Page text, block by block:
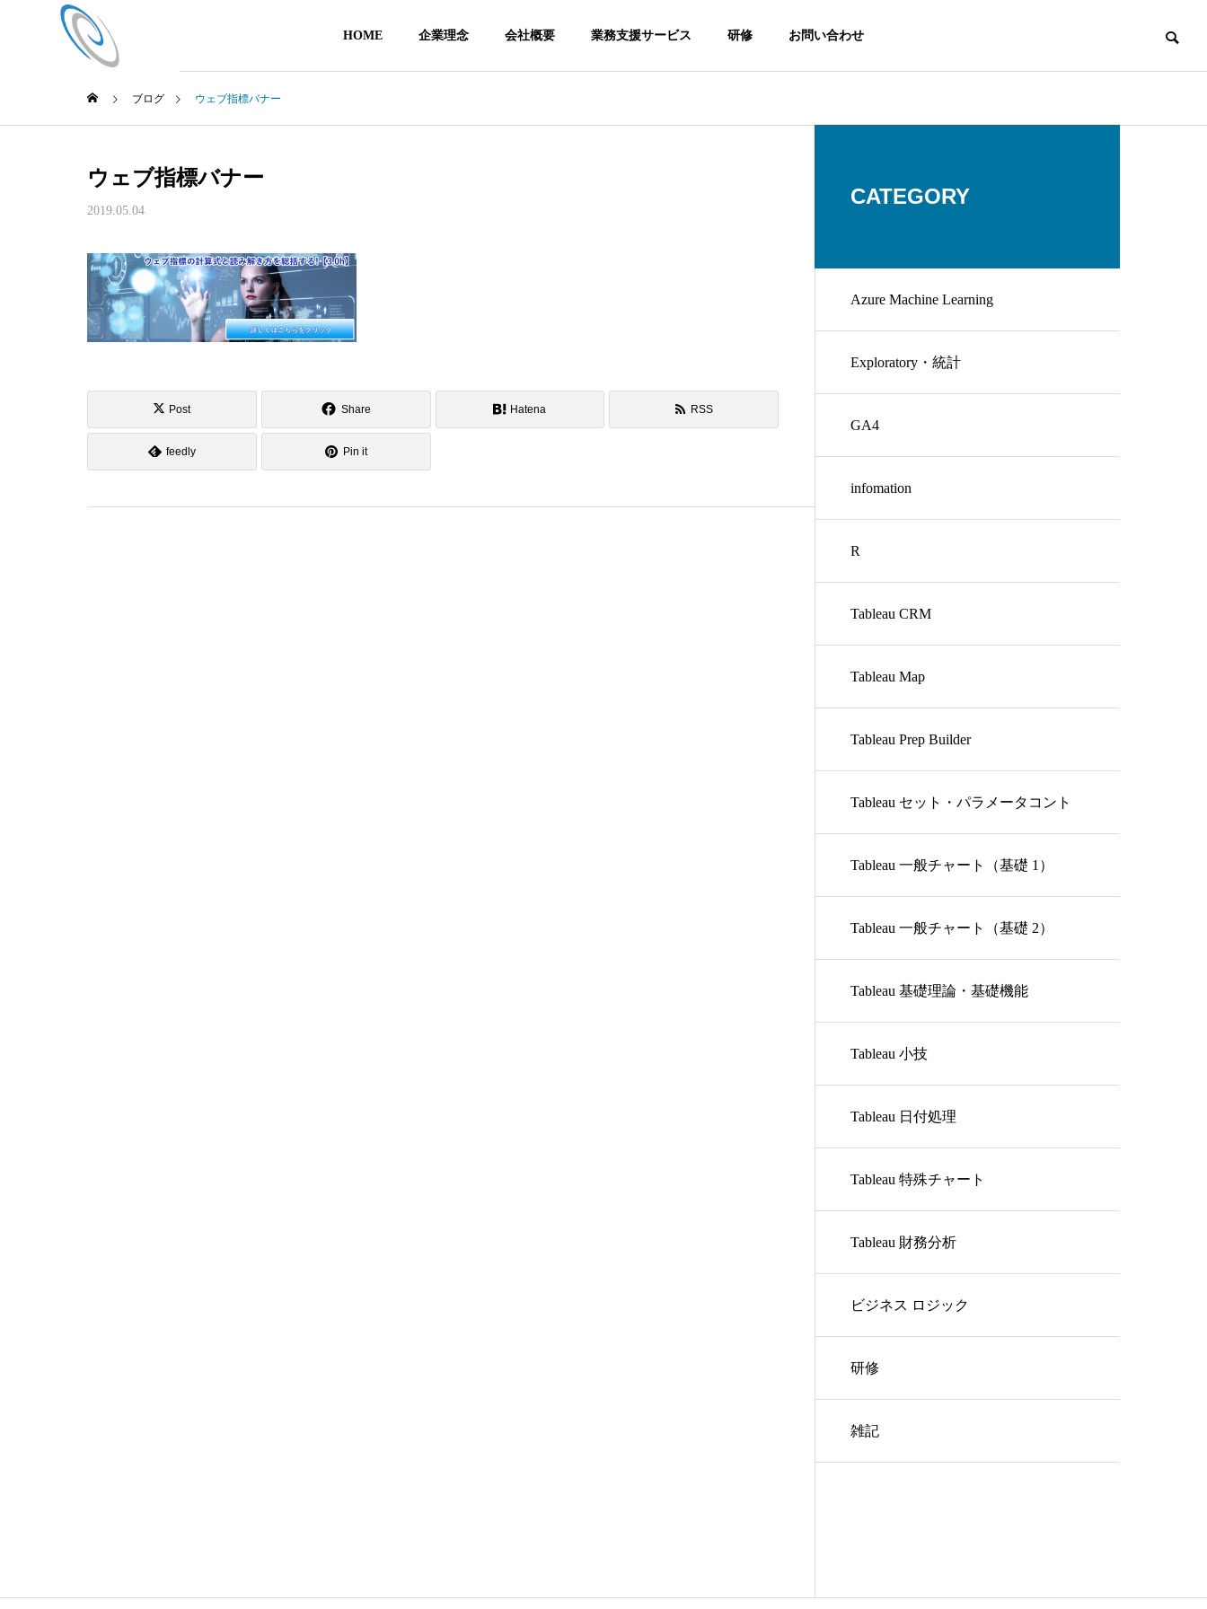
HOME 企業理念 会社概要 業務支援サービス 研修 お問い合わせ
ブログ ウェブ指標バナー
ウェブ指標バナー
2019.05.04
Post Share Hatena RSS
feedly Pin it
CATEGORY
Azure Machine Learning
Exploratory・統計
GA4
infomation
R
Tableau CRM
Tableau Map
Tableau Prep Builder
Tableau セット・パラメータコント
ロール
Tableau 一般チャート（基礎 1）
Tableau 一般チャート（基礎 2）
Tableau 基礎理論・基礎機能
Tableau 小技
Tableau 日付処理
Tableau 特殊チャート
Tableau 財務分析
ビジネス ロジック
研修
雑記